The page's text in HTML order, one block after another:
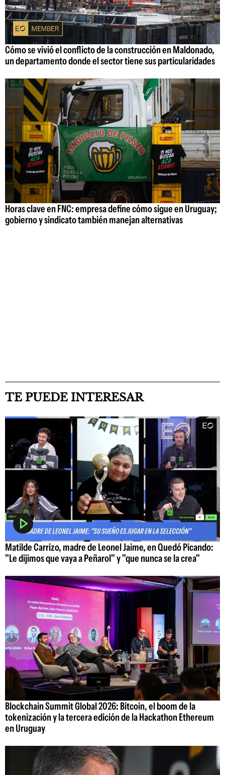
Cómo se vivió el conflicto de la construcción en Maldonado,
un departamento donde el sector tiene sus particularidades
Horas clave en FNC: empresa define cómo sigue en Uruguay;
gobierno y sindicato también manejan alternativas
TE PUEDE INTERESAR
Matilde Carrizo, madre de Leonel Jaime, en Quedó Picando:
"Le dijimos que vaya a Peñarol" y "que nunca se la crea"
Blockchain Summit Global 2026: Bitcoin, el boom de la
tokenización y la tercera edición de la Hackathon Ethereum
en Uruguay